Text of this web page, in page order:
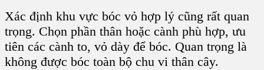
Xác định khu vực bóc vỏ hợp lý cũng rất quan
trọng. Chọn phần thân hoặc cành phù hợp, ưu
tiên các cành to, vỏ dày để bóc. Quan trọng là
không được bóc toàn bộ chu vi thân cây.